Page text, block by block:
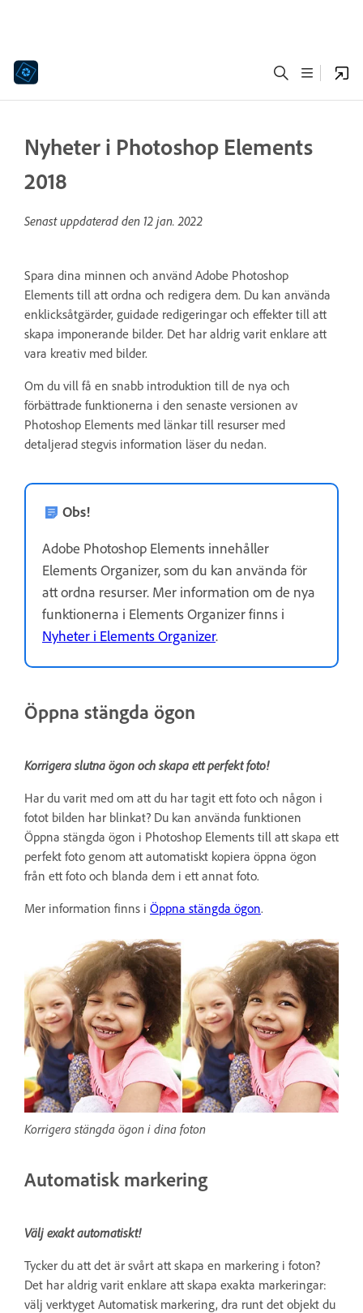
Nyheter i Photoshop Elements
2018
Senast uppdaterad den 12 jan. 2022
Spara dina minnen och använd Adobe Photoshop
Elements till att ordna och redigera dem. Du kan använda
enklicksåtgärder, guidade redigeringar och effekter till att
skapa imponerande bilder. Det har aldrig varit enklare att
vara kreativ med bilder.
Om du vill få en snabb introduktion till de nya och
förbättrade funktionerna i den senaste versionen av
Photoshop Elements med länkar till resurser med
detaljerad stegvis information läser du nedan.
Obs!
Adobe Photoshop Elements innehåller
Elements Organizer, som du kan använda för
att ordna resurser. Mer information om de nya
funktionerna i Elements Organizer finns i
Nyheter i Elements Organizer.
Öppna stängda ögon
Korrigera slutna ögon och skapa ett perfekt foto!
Har du varit med om att du har tagit ett foto och någon i
fotot bilden har blinkat? Du kan använda funktionen
Öppna stängda ögon i Photoshop Elements till att skapa ett
perfekt foto genom att automatiskt kopiera öppna ögon
från ett foto och blanda dem i ett annat foto.
Mer information finns i Öppna stängda ögon.
Korrigera stängda ögon i dina foton
Automatisk markering
Välj exakt automatiskt!
Tycker du att det är svårt att skapa en markering i foton?
Det har aldrig varit enklare att skapa exakta markeringar:
välj verktyget Automatisk markering, dra runt det objekt du